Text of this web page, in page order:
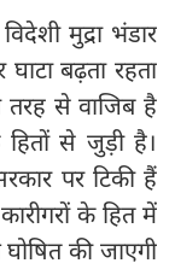
मुद्रा भंडार
बढ़ता रहता
तरह से वाजिब है
से जुड़ी है।
पर टिकी हैं
के हित में
घोषित की जाएगी